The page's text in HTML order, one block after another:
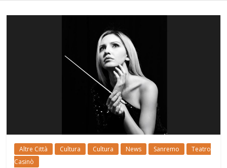
Altre Città Cultura Cultura News Sanremo
Teatro
Casinò